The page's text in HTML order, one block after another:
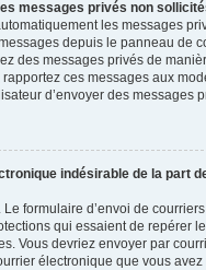
messages privés non
les messages
depuis le panneau de
des messages privés de
rapportez ces messages aux
d’envoyer des messages
indésirable de la part
formulaire d’envoi de
qui essaient de repérer
Vous devriez envoyer par
électronique que vous avez